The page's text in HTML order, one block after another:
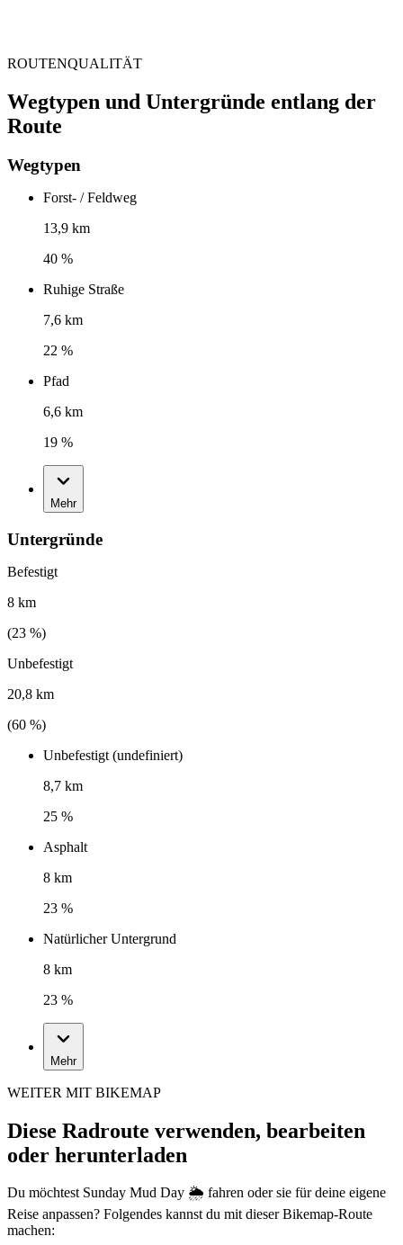
ROUTENQUALITÄT
Wegtypen und Untergründe entlang der
Route
Wegtypen
Forst- / Feldweg
13,9 km
40 %
Ruhige Straße
7,6 km
22 %
Pfad
6,6 km
19 %
Mehr
Untergründe
Befestigt
8 km
(23 %)
Unbefestigt
20,8 km
(60 %)
Unbefestigt (undefiniert)
8,7 km
25 %
Asphalt
8 km
23 %
Natürlicher Untergrund
8 km
23 %
Mehr
WEITER MIT BIKEMAP
Diese Radroute verwenden, bearbeiten
oder herunterladen
Du möchtest Sunday Mud Day 🌦️ fahren oder sie für deine eigene
Reise anpassen? Folgendes kannst du mit dieser Bikemap-Route
machen: